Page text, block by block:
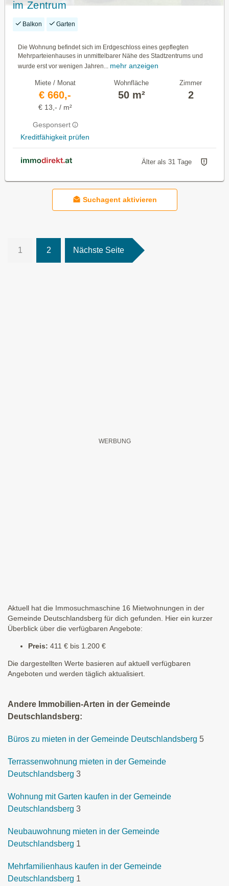
im Zentrum
Balkon Garten
Die Wohnung befindet sich im Erdgeschloss eines gepflegten
Mehrparteienhauses in unmittelbarer Nähe des Stadtzentrums und
wurde erst vor wenigen Jahren...
mehr anzeigen
Miete / Monat
€ 660,-
€ 13,- / m²
Gesponsert
Kreditfähigkeit prüfen
Wohnfläche
50 m²
Zimmer
2
Älter als 31 Tage
Suchagent aktivieren
1 2 Nächste Seite
Aktuell hat die Immosuchmaschine 16 Mietwohnungen in der
Gemeinde Deutschlandsberg für dich gefunden. Hier ein kurzer
Überblick über die verfügbaren Angebote:
Preis: 411 € bis 1.200 €
Die dargestellten Werte basieren auf aktuell verfügbaren
Angeboten und werden täglich aktualisiert.
Andere Immobilien-Arten in der Gemeinde
Deutschlandsberg:
Büros zu mieten in der Gemeinde Deutschlandsberg 5
Terrassenwohnung mieten in der Gemeinde
Deutschlandsberg 3
Wohnung mit Garten kaufen in der Gemeinde
Deutschlandsberg 3
Neubauwohnung mieten in der Gemeinde
Deutschlandsberg 1
Mehrfamilienhaus kaufen in der Gemeinde
Deutschlandsberg 1